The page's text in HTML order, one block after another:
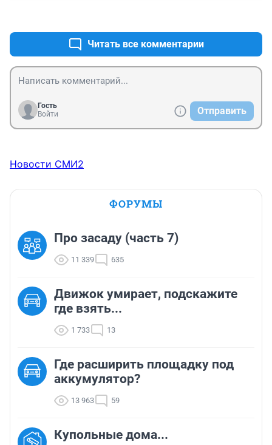
Читать все комментарии
Гость
Войти
Отправить
Новости СМИ2
ФОРУМЫ
Про засаду (часть 7)
11 339 635
Движок умирает, подскажите
где взять...
1 733 13
Где расширить площадку под
аккумулятор?
13 963 59
Купольные дома...